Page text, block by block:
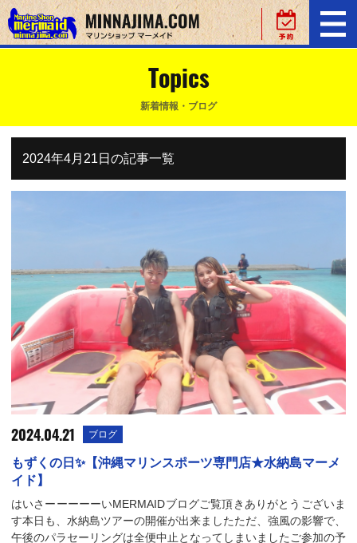
Topics
新着情報・ブログ
2024年4月21日の記事一覧
2024.04.21 ブログ
もずくの日✨【沖縄マリンスポーツ専門店★水納島マーメ
イド】
はいさーーーーーいMERMAIDブログご覧頂きありがとうございま
す本日も、水納島ツアーの開催が出来ましたただ、強風の影響で、
午後のパラセーリングは全便中止となってしまいましたご参加の予